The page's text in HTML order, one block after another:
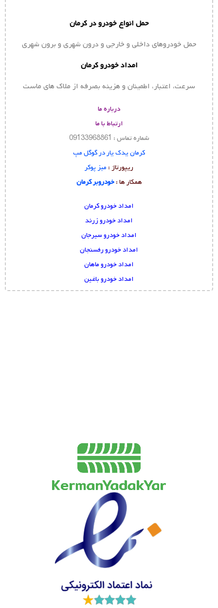
حمل انواع خودرو در کرمان
حمل خودروهای داخلی و خارجی و درون شهری و برون شهری
امداد خودرو کرمان
سرعت، اعتبار، اطمینان و هزینه بصرفه از ملاک های ماست
درباره ما
ارتباط با ما
شماره تماس : 09133968861
کرمان یدک یار در گوگل مپ
ریپورتاژ : میز پوکر
همکار ها :خودروبر کرمان
امداد خودرو کرمان
امداد خودرو زرند
امداد خودرو سیرجان
امداد خودرو رفسنجان
امداد خودرو ماهان
امداد خودرو باغین